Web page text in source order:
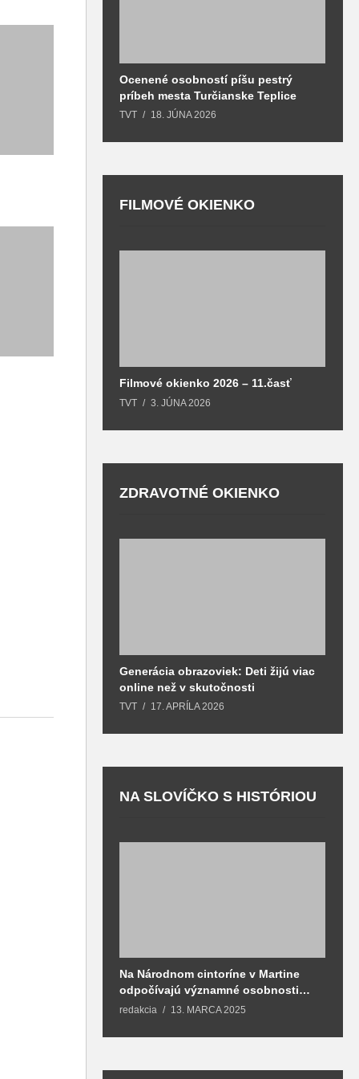
Ocenené osobností píšu pestrý
príbeh mesta Turčianske Teplice
TVT 18. JÚNA 2026
FILMOVÉ OKIENKO
Filmové okienko 2026 – 11.časť
TVT 3. JÚNA 2026
ZDRAVOTNÉ OKIENKO
Generácia obrazoviek: Deti žijú viac
online než v skutočnosti
TVT 17. APRÍLA 2026
NA SLOVÍČKO S HISTÓRIOU
Na Národnom cintoríne v Martine
odpočívajú významné osobnosti
spojené aj s mestom Martin
redakcia 13. MARCA 2025